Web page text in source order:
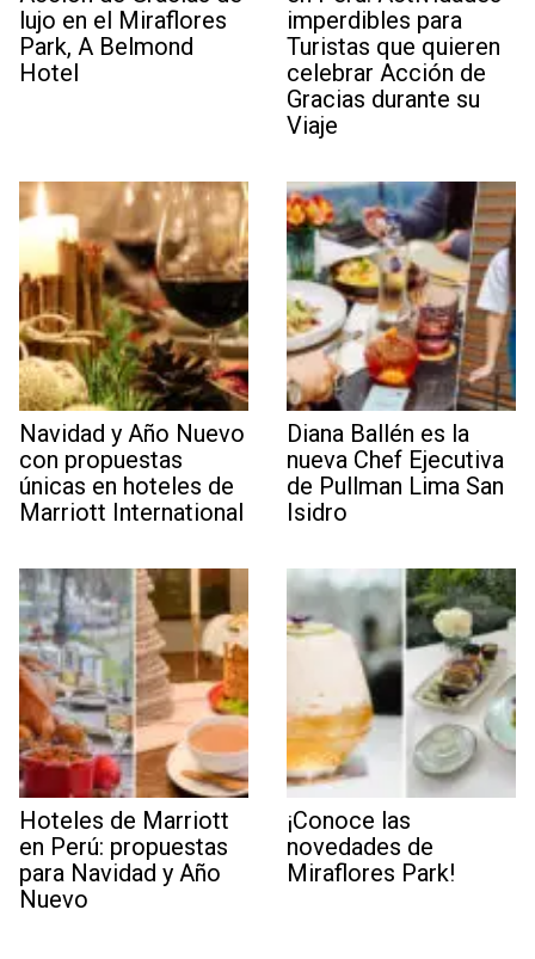
lujo en el Miraflores
Park, A Belmond
Hotel
imperdibles para
Turistas que quieren
celebrar Acción de
Gracias durante su
Viaje
Navidad y Año Nuevo
con propuestas
únicas en hoteles de
Marriott International
Diana Ballén es la
nueva Chef Ejecutiva
de Pullman Lima San
Isidro
Hoteles de Marriott
en Perú: propuestas
para Navidad y Año
Nuevo
¡Conoce las
novedades de
Miraflores Park!